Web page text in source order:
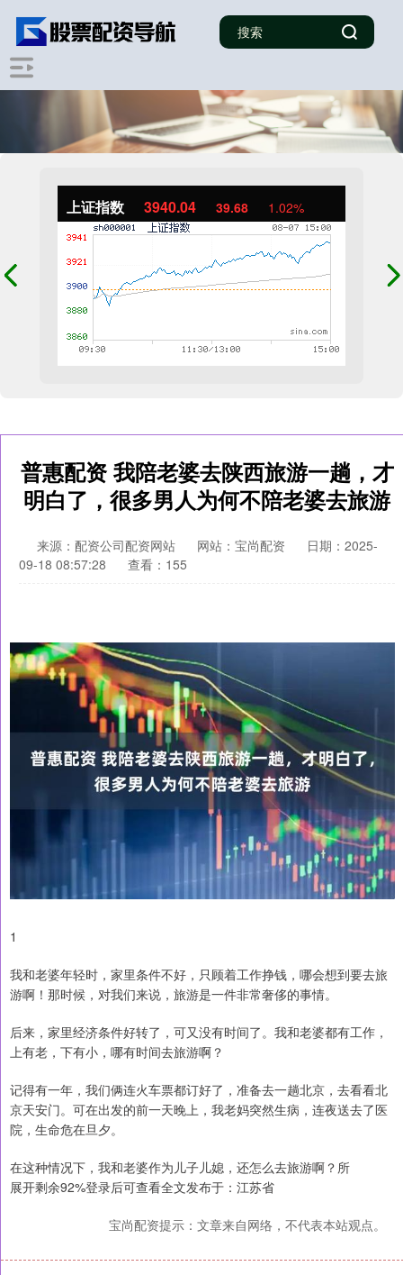
上证指数 3940.04 39.68 1.02%
普惠配资 我陪老婆去陕西旅游一趟，才
明白了，很多男人为何不陪老婆去旅游
来源：配资公司配资网站 网站：宝尚配资
日期：2025-
09-18 08:57:28
查看：155
1
我和老婆年轻时，家里条件不好，只顾着工作挣钱，哪会想到要去旅
游啊！那时候，对我们来说，旅游是一件非常奢侈的事情。
后来，家里经济条件好转了，可又没有时间了。我和老婆都有工作，
上有老，下有小，哪有时间去旅游啊？
记得有一年，我们俩连火车票都订好了，准备去一趟北京，去看看北
京天安门。可在出发的前一天晚上，我老妈突然生病，连夜送去了医
院，生命危在旦夕。
在这种情况下，我和老婆作为儿子儿媳，还怎么去旅游啊？所
展开剩余92%登录后可查看全文发布于：江苏省
宝尚配资提示：文章来自网络，不代表本站观点。